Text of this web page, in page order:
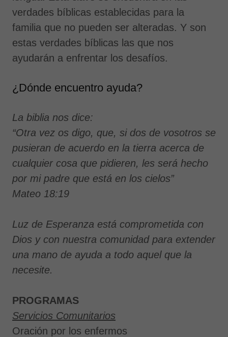
verdades bíblicas establecidas para la
familia que no pueden ser alteradas. Y son
estas verdades bíblicas las que nos
ayudarán a enfrentar los desafíos.
¿Dónde encuentro ayuda?
La biblia nos dice:
“Otra vez os digo, que, si dos de vosotros se
pusieran de acuerdo en la tierra acerca de
cualquier cosa que pidieren, les será hecho
por mi padre que está en los cielos”
Mateo 18:19
Luz de Esperanza está comprometida con
Dios y con nuestra comunidad para extender
una mano de ayuda a todo aquel que la
necesite.
PROGRAMAS
Servicios Comunitarios
Oración por los enfermos